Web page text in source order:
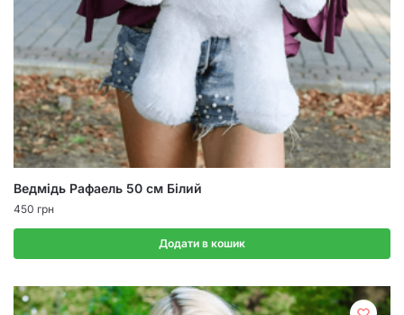
Ведмідь Рафаель 50 см Білий
450 грн
Додати в кошик